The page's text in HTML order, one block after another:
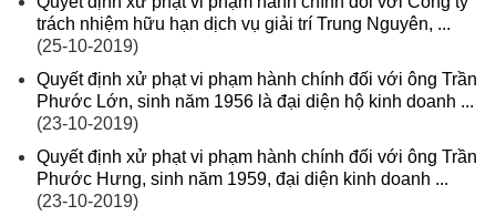
trách nhiệm hữu hạn dịch vụ giải trí Trung Nguyên, ...
(25-10-2019)
Quyết định xử phạt vi phạm hành chính đối với ông Trần
Phước Lớn, sinh năm 1956 là đại diện hộ kinh doanh ...
(23-10-2019)
Quyết định xử phạt vi phạm hành chính đối với ông Trần
Phước Hưng, sinh năm 1959, đại diện kinh doanh ...
(23-10-2019)